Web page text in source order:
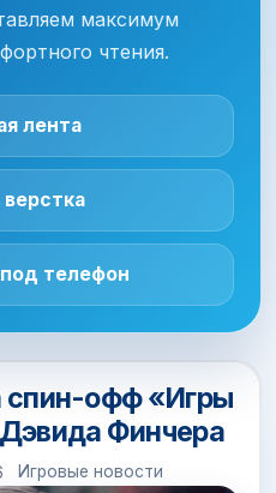
максимум
чтения.
лента
телефон
спин-офф «Игры
Финчера
Игровые новости